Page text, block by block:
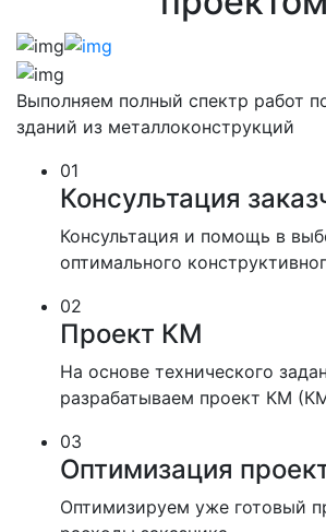
Выполняем полный спектр работ
зданий из металлоконструкций
01
Консультация
Консультация и помощь в
оптимального
02
Проект КМ
На основе технического
разрабатываем проект КМ
03
Оптимизация
Оптимизируем уже готовый